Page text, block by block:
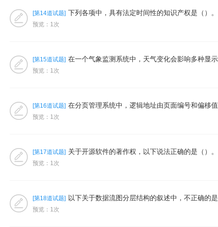
[第14道试题] 下列各项中，具有法定时间性的知识产权是（）
预览：1次
[第15道试题] 在一个气象监测系统中，天气变化会影响多种显示设
预览：1次
[第16道试题] 在分页管理系统中，逻辑地址由页面编号和偏移值
预览：1次
[第17道试题] 关于开源软件的著作权，以下说法正确的是（）。A
预览：1次
[第18道试题] 以下关于数据流图分层结构的叙述中，不正确的是
预览：1次